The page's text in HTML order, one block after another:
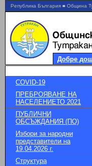
Република България ■ Община
Добре
COVID-19
ПРЕБРОЯВАНЕ НА
НАСЕЛЕНИЕТО 2021
ПУБЛИЧНИ
ОБСЪЖДАНИЯ (ПО)
Избори за народни
представители на
19.04.2026 г.
Структура